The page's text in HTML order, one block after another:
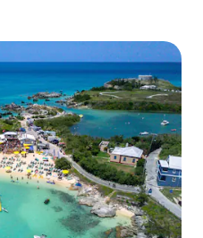
dos hóspedes